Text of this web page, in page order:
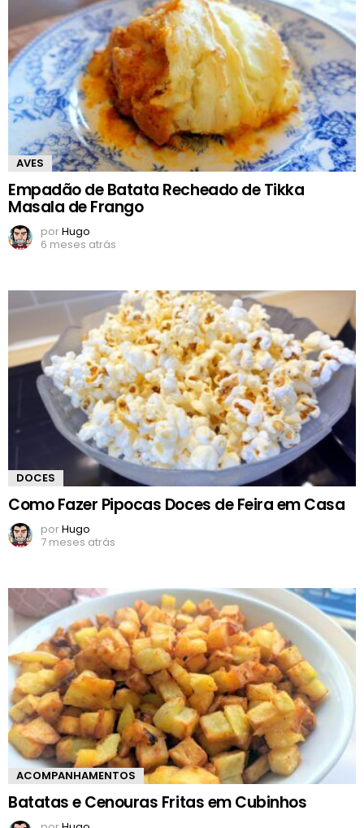
AVES
Empadão de Batata Recheado de Tikka
Masala de Frango
porHugo
6 meses atrás
DOCES
Como Fazer Pipocas Doces de Feira em Casa
porHugo
7 meses atrás
ACOMPANHAMENTOS
Batatas e Cenouras Fritas em Cubinhos